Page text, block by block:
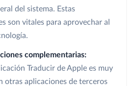
del sistema. Estas
son vitales para aprovechar al
complementarias:
Traducir de Apple es muy
otras aplicaciones de terceros